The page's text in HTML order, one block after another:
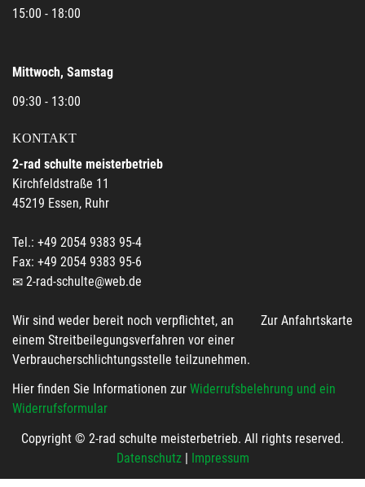
15:00 - 18:00
Mittwoch, Samstag
09:30 - 13:00
KONTAKT
2-rad schulte meisterbetrieb
Kirchfeldstraße 11
45219 Essen, Ruhr
Tel.: +49 2054 9383 95-4
Fax: +49 2054 9383 95-6
2-rad-schulte@web.de
Zur Anfahrtskarte
Wir sind weder bereit noch verpflichtet, an
einem Streitbeilegungsverfahren vor einer
Verbraucherschlichtungsstelle teilzunehmen.
Hier finden Sie Informationen zur Widerrufsbelehrung und ein
Widerrufsformular
Copyright © 2-rad schulte meisterbetrieb. All rights reserved.
Datenschutz| Impressum